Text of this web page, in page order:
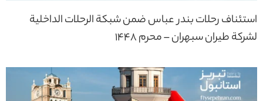
استئناف رحلات بندر عباس ضمن شبكة الرحلات الداخلية
لشركة طيران سبهران – محرم 1448